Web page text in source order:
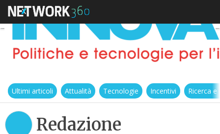
Ultimi articoli Attualità Tecnologie Incentivi Ricerca
Redazione